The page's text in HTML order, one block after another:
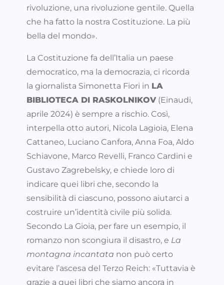
rivoluzione, una rivoluzione gentile. Quella
che ha fatto la nostra Costituzione. La più
bella del mondo».
La Costituzione fa dell’Italia un paese
democratico, ma la democrazia, ci ricorda
la giornalista Simonetta Fiori in LA
BIBLIOTECA DI RASKOLNIKOV(Einaudi,
aprile 2024) è sempre a rischio. Così,
interpella otto autori, Nicola Lagioia, Elena
Cattaneo, Luciano Canfora, Anna Foa, Aldo
Schiavone, Marco Revelli, Franco Cardini e
Gustavo Zagrebelsky, e chiede loro di
indicare quei libri che, secondo la
sensibilità di ciascuno, possono aiutarci a
costruire un’identità civile più solida.
Secondo La Gioia, per fare un esempio, il
romanzo non scongiura il disastro, e La
montagna incantata non può certo
evitare l’ascesa del Terzo Reich: «Tuttavia è
grazie a quei libri che siamo ancora in